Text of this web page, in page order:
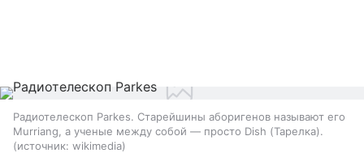
Радиотелескоп Parkes. Старейшины аборигенов называют его
Murriang, а ученые между собой — просто Dish (Тарелка).
источник: wikimedia